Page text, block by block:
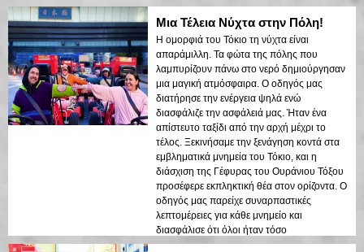
της πόλης που αντανακλούσαν στον κόλπο
δημιούργησαν μια ονειρεμένη ατμόσφαιρα
που άφησε μια διαρκή εντύπωση. Αυτή η
ξενάγηση είναι ιδανική για τους επισκέπτες
που έρχονται για πρώτη φορά και θέλουν
έναν συνδυασμό περιπέτειας και
sightseeing. Η αντίθεση μεταξύ των
σύγχρονων δομών του Τόκιο και των
ιστορικών περιοχών αναδείχθηκε όμορφα
στα νυχτερινά φώτα. Θα συνιστούσα αυτή
την ξενάγηση σε οποιονδήποτε!
Μια Τέλεια Νύχτα στην Πόλη!
Η ομορφιά του Τόκιο τη νύχτα είναι
απαράμιλλη. Τα φώτα της πόλης που
λαμπυρίζουν πάνω στο νερό δημιούργησαν
μια μαγική ατμόσφαιρα. Ο οδηγός μας
διατήρησε την ενέργεια ψηλά ενώ
διασφάλιζε την ασφάλειά μας. Ήταν ένα
απίστευτο ταξίδι από την αρχή μέχρι το
τέλος. Ξεκινήσαμε την ξενάγηση κοντά στα
εμβληματικά μνημεία του Τόκιο, και η
διάσχιση της Γέφυρας του Ουράνιου Τόξου
προσέφερε εκπληκτική θέα στον ορίζοντα. Ο
οδηγός μας παρείχε συναρπαστικές
λεπτομέρειες για κάθε μνημείο και
διασφάλισε ότι όλοι ήταν τόσο
διασκεδασμένοι όσο και ασφαλείς καθ' όλη